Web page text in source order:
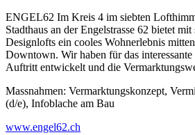
ENGEL62 Im Kreis 4 im siebten
Stadthaus an der Engelstrasse 62 bietet
Designlofts ein cooles Wohnerlebnis
Downtown. Wir haben für das interessante
Auftritt entwickelt und die
Massnahmen: Vermarktungskonzept,
(d/e), Infoblache am Bau
www.engel62.ch